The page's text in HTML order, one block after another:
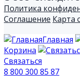
Политика
Соглашение Карта
Главная
Корзина
Связаться
8 800 300 85 87